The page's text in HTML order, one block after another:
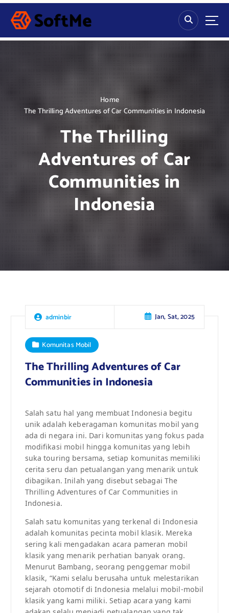
S
p
Home
The Thrilling Adventures of Car Communities in Indonesia
The Thrilling
Adventures of Car
Communities in
Indonesia
adminbir Jan, Sat, 2025
Komunitas Mobil
The Thrilling Adventures of Car
Communities in Indonesia
Salah satu hal yang membuat Indonesia begitu
unik adalah keberagaman komunitas mobil yang
ada di negara ini. Dari komunitas yang fokus pada
modifikasi mobil hingga komunitas yang lebih
suka touring bersama, setiap komunitas memiliki
cerita seru dan petualangan yang menarik untuk
dibagikan. Inilah yang disebut sebagai The
Thrilling Adventures of Car Communities in
Indonesia.
Salah satu komunitas yang terkenal di Indonesia
adalah komunitas pecinta mobil klasik. Mereka
sering kali mengadakan acara pameran mobil
klasik yang menarik perhatian banyak orang.
Menurut Bambang, seorang penggemar mobil
klasik, “Kami selalu berusaha untuk melestarikan
sejarah otomotif di Indonesia melalui mobil-mobil
klasik yang kami miliki. Setiap acara yang kami